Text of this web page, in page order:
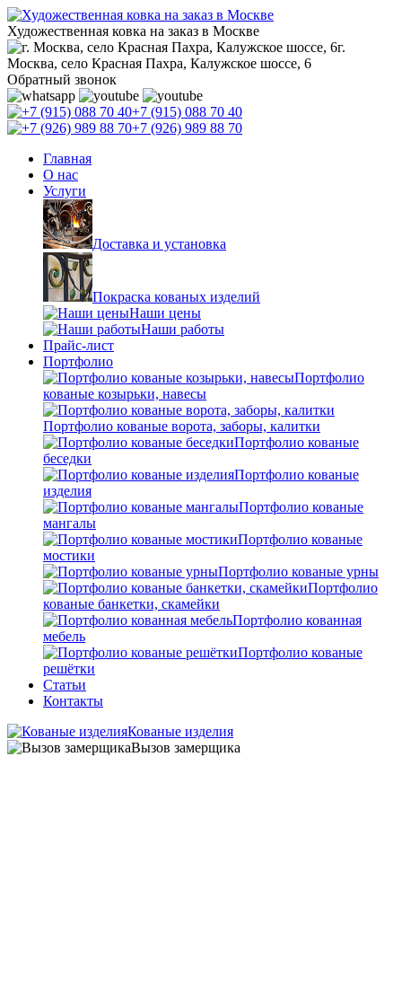
Художественная ковка на заказ в Москве
г.
Москва, село Красная Пахра, Калужское шоссе, 6
Обратный звонок
+7 (915) 088 70 40
+7 (926) 989 88 70
Главная
О нас
Услуги
Доставка и установка
Покраска кованых изделий
Наши цены
Наши работы
Прайс-лист
Портфолио
Портфолио
кованые козырьки, навесы
Портфолио кованые ворота, заборы, калитки
Портфолио кованые
беседки
Портфолио кованые
изделия
Портфолио кованые
мангалы
Портфолио кованые
мостики
Портфолио кованые урны
Портфолио
кованые банкетки, скамейки
Портфолио кованная
мебель
Портфолио кованые
решётки
Статьи
Контакты
Кованые изделия
Вызов замерщика